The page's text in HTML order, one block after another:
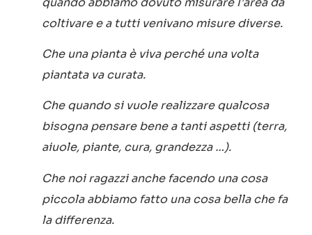
coltivare e a tutti venivano misure diverse.
Che una pianta è viva perché una volta
piantata va curata.
Che quando si vuole realizzare qualcosa
bisogna pensare bene a tanti aspetti (terra,
aiuole, piante, cura, grandezza …).
Che noi ragazzi anche facendo una cosa
piccola abbiamo fatto una cosa bella che fa
la differenza.